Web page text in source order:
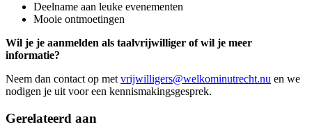
Deelname aan leuke evenementen
Mooie ontmoetingen
Wil je je aanmelden als taalvrijwilliger of wil je meer
informatie?
Neem dan contact op met vrijwilligers@welkominutrecht.nu en we
nodigen je uit voor een kennismakingsgesprek.
Gerelateerd aan